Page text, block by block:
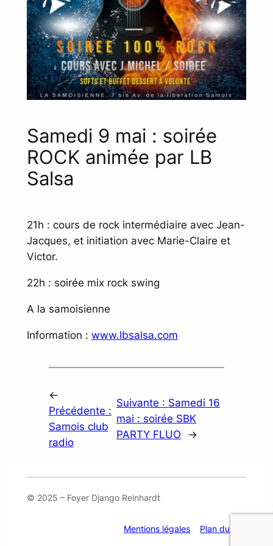
Samedi 9 mai : soirée
ROCK animée par LB
Salsa
21h : cours de rock intermédiaire avec Jean-
Jacques, et initiation avec Marie-Claire et
Victor.
22h : soirée mix rock swing
A la samoisienne
Information : www.lbsalsa.com
←
Précédente :
Samois club
radio
Suivante : Samedi 16
mai : soirée SBK
PARTY FLUO
→
© 2025 – Foyer Django Reinhardt
Mentions légales Plan du site